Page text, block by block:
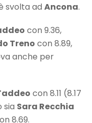
svolta ad Ancona.
con 9.36,
Treno con 8.89,
anche per
con 8.11 (8.17
sia Sara Recchia
8.69.